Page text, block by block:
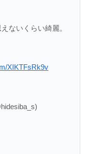
ないくらい綺麗。
XIKTFsRk9v